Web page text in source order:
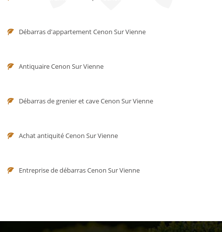
Débarras d'appartement Cenon Sur Vienne
Antiquaire Cenon Sur Vienne
Débarras de grenier et cave Cenon Sur Vienne
Achat antiquité Cenon Sur Vienne
Entreprise de débarras Cenon Sur Vienne